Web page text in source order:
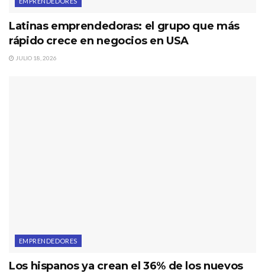
Latinas emprendedoras: el grupo que más
rápido crece en negocios en USA
JULIO 18, 2026
EMPRENDEDORES
Los hispanos ya crean el 36% de los nuevos